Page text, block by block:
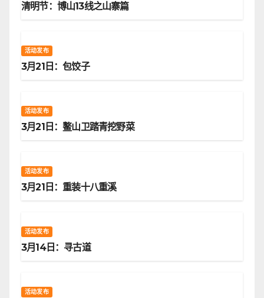
清明节：博山13线之山寨篇
活动发布
3月21日：包饺子
活动发布
3月21日：鳌山卫踏青挖野菜
活动发布
3月21日：重装十八重溪
活动发布
3月14日：寻古道
活动发布